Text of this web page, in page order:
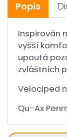
Popis
Inspirován
vyšší
upoutá
zvláštních
Velociped
Qu-Ax